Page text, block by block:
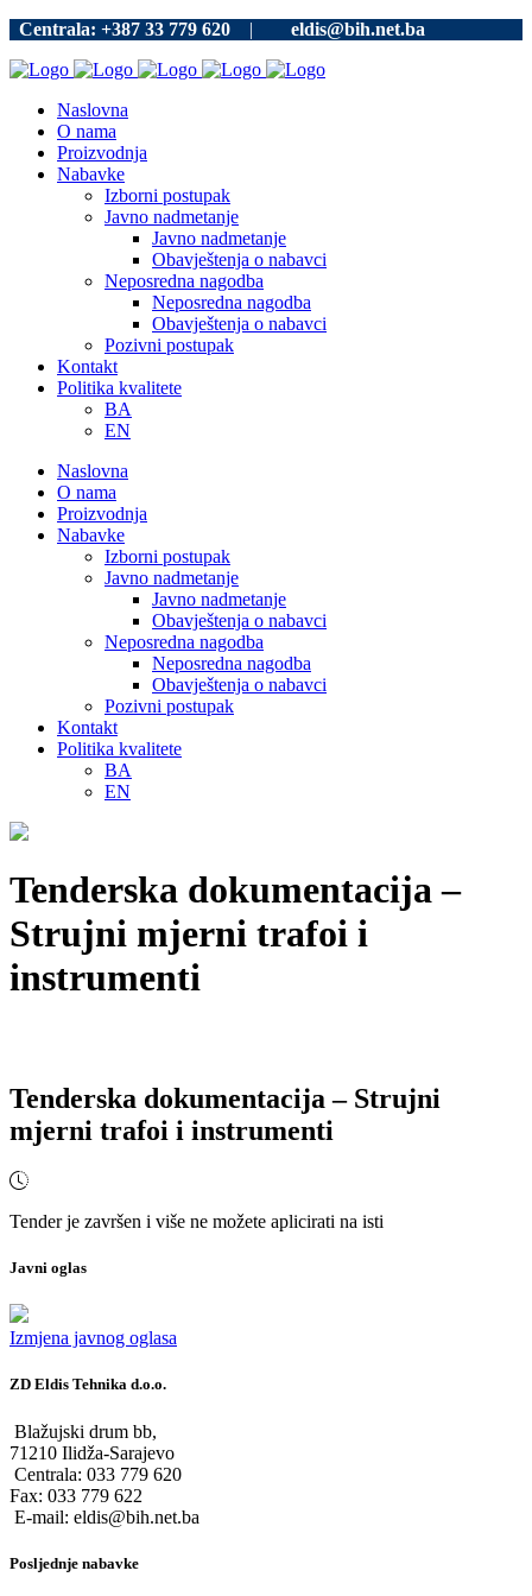
Centrala: +387 33 779 620 | eldis@bih.net.ba
Naslovna
O nama
Proizvodnja
Nabavke
Izborni postupak
Javno nadmetanje
Javno nadmetanje
Obavještenja o nabavci
Neposredna nagodba
Neposredna nagodba
Obavještenja o nabavci
Pozivni postupak
Kontakt
Politika kvalitete
BA
EN
Naslovna
O nama
Proizvodnja
Nabavke
Izborni postupak
Javno nadmetanje
Javno nadmetanje
Obavještenja o nabavci
Neposredna nagodba
Neposredna nagodba
Obavještenja o nabavci
Pozivni postupak
Kontakt
Politika kvalitete
BA
EN
Tenderska dokumentacija –
Strujni mjerni trafoi i
instrumenti
Tenderska dokumentacija – Strujni
mjerni trafoi i instrumenti
Tender je završen i više ne možete aplicirati na isti
Javni oglas
Izmjena javnog oglasa
ZD Eldis Tehnika d.o.o.
Blažujski drum bb,
71210 Ilidža-Sarajevo
Centrala: 033 779 620
Fax: 033 779 622
E-mail: eldis@bih.net.ba
Posljednje nabavke